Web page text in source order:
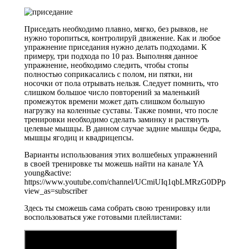
Приседать необходимо плавно, мягко, без рывков, не
нужно торопиться, контролируй движение. Как и любое
упражнение приседания нужно делать подходами. К
примеру, три подхода по 10 раз. Выполняя данное
упражнение, необходимо следить, чтобы стопы
полностью соприкасались с полом, ни пятки, ни
носочки от пола отрывать нельзя. Следует помнить, что
слишком большое число повторений за маленький
промежуток времени может дать слишком большую
нагрузку на коленные суставы. Также помни, что после
тренировки необходимо сделать заминку и растянуть
целевые мышцы. В данном случае задние мышцы бедра,
мышцы ягодиц и квадрицепсы.
Варианты использования этих волшебных упражнений
в своей тренировке ты можешь найти на канале YA
young&active:
https://www.youtube.com/channel/
view_as=subscriber
Здесь ты сможешь сама собрать свою тренировку или
воспользоваться уже готовыми плейлистами: